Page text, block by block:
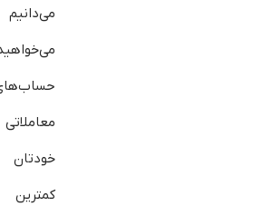
معاملاتی
خودتان